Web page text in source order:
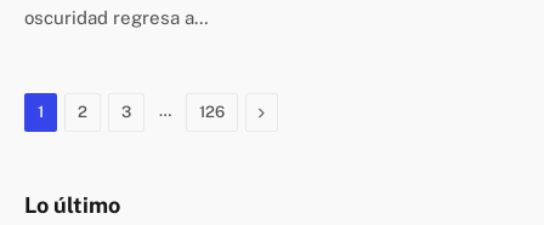
oscuridad regresa a…
1 2 3 … 126 Next
Lo último